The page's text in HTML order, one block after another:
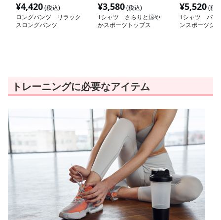
¥4,420(税込)
ロングパンツ リラック
スロングパンツ
¥3,580(税込)
Tシャツ さらりと涼や
かスポーツトップス
¥5,520(税
Tシャツ バッ
ンスポーツシ
トレーニングに必要なアイテム